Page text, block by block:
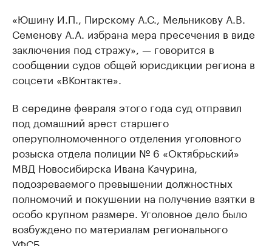
«Юшину И.П., Пирскому А.С., Мельникову А.В.
Семенову А.А. избрана мера пресечения в виде
заключения под стражу», — говорится в
сообщении судов общей юрисдикции региона в
соцсети «ВКонтакте».
В середине февраля этого года суд отправил
под домашний арест старшего
оперуполномоченного отделения уголовного
розыска отдела полиции № 6 «Октябрьский»
МВД Новосибирска Ивана Качурина,
подозреваемого превышении должностных
полномочий и покушении на получение взятки в
особо крупном размере. Уголовное дело было
возбуждено по материалам регионального